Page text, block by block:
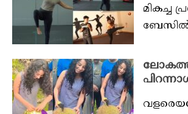
മികച്ച
ബേസിൽ
ലോകത്ത്